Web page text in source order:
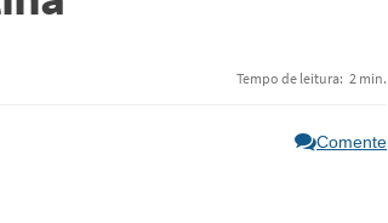
Tempo de leitura: 2 min.
Comente